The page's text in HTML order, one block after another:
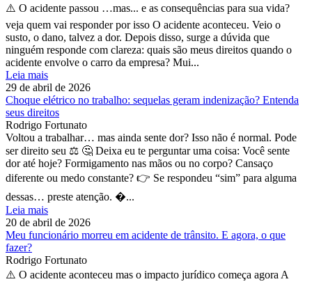
⚠️ O acidente passou …mas... e as consequências para sua vida?
veja quem vai responder por isso O acidente aconteceu. Veio o
susto, o dano, talvez a dor. Depois disso, surge a dúvida que
ninguém responde com clareza: quais são meus direitos quando o
acidente envolve o carro da empresa? Mui...
Leia mais
29 de abril de 2026
Choque elétrico no trabalho: sequelas geram indenização? Entenda
seus direitos
Rodrigo Fortunato
Voltou a trabalhar… mas ainda sente dor? Isso não é normal. Pode
ser direito seu ⚖️ 🤔 Deixa eu te perguntar uma coisa: Você sente
dor até hoje? Formigamento nas mãos ou no corpo? Cansaço
diferente ou medo constante? 👉 Se respondeu “sim” para alguma
dessas… preste atenção. �...
Leia mais
20 de abril de 2026
Meu funcionário morreu em acidente de trânsito. E agora, o que
fazer?
Rodrigo Fortunato
⚠️ O acidente aconteceu mas o impacto jurídico começa agora A